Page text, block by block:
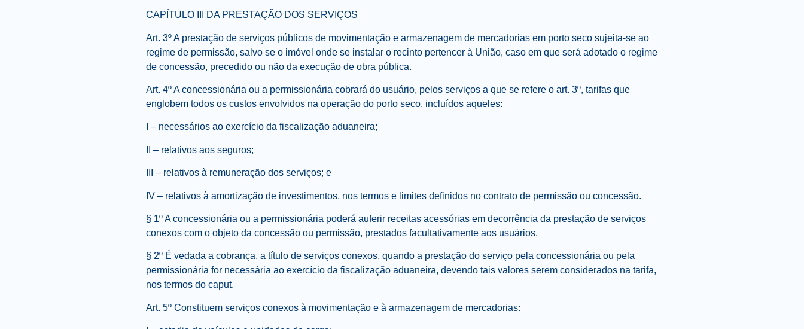
CAPÍTULO III DA PRESTAÇÃO DOS SERVIÇOS
Art. 3º A prestação de serviços públicos de movimentação e armazenagem de mercadorias em porto seco sujeita-se ao
regime de permissão, salvo se o imóvel onde se instalar o recinto pertencer à União, caso em que será adotado o regime
de concessão, precedido ou não da execução de obra pública.
Art. 4º A concessionária ou a permissionária cobrará do usuário, pelos serviços a que se refere o art. 3º, tarifas que
englobem todos os custos envolvidos na operação do porto seco, incluídos aqueles:
I – necessários ao exercício da fiscalização aduaneira;
II – relativos aos seguros;
III – relativos à remuneração dos serviços; e
IV – relativos à amortização de investimentos, nos termos e limites definidos no contrato de permissão ou concessão.
§ 1º A concessionária ou a permissionária poderá auferir receitas acessórias em decorrência da prestação de serviços
conexos com o objeto da concessão ou permissão, prestados facultativamente aos usuários.
§ 2º É vedada a cobrança, a título de serviços conexos, quando a prestação do serviço pela concessionária ou pela
permissionária for necessária ao exercício da fiscalização aduaneira, devendo tais valores serem considerados na tarifa,
nos termos do caput.
Art. 5º Constituem serviços conexos à movimentação e à armazenagem de mercadorias: